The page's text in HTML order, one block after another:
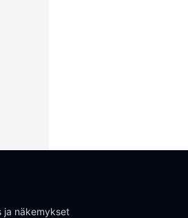
ja näkemykset